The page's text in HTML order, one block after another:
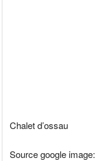
Chalet d’ossau
Source google image: